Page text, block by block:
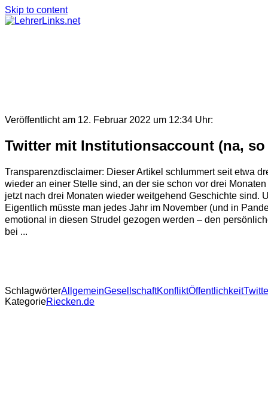
Skip to content
Veröffentlicht am 12. Februar 2022 um 12:34 Uhr:
Twitter mit Institutionsaccount (na,
Transparenzdisclaimer: Dieser Artikel schlummert seit etwa
wieder an einer Stelle sind, an der sie schon vor drei
jetzt nach drei Monaten wieder weitgehend Geschichte sind.
Eigentlich müsste man jedes Jahr im November (und in
emotional in diesen Strudel gezogen werden – den
bei ...
SchlagwörterAllgemeinGesellschaftKonfliktÖffentlichkeit
KategorieRiecken.de